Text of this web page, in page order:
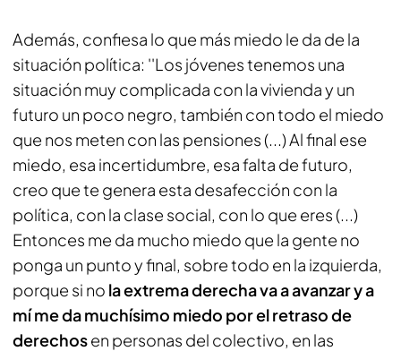
Además, confiesa lo que más miedo le da de la
situación política: ''Los jóvenes tenemos una
situación muy complicada con la vivienda y un
futuro un poco negro, también con todo el miedo
que nos meten con las pensiones (...) Al final ese
miedo, esa incertidumbre, esa falta de futuro,
creo que te genera esta desafección con la
política, con la clase social, con lo que eres (...)
Entonces me da mucho miedo que la gente no
ponga un punto y final, sobre todo en la izquierda,
porque si no la extrema derecha va a avanzar y a
mí me da muchísimo miedo por el retraso de
derechosen personas del colectivo, en las